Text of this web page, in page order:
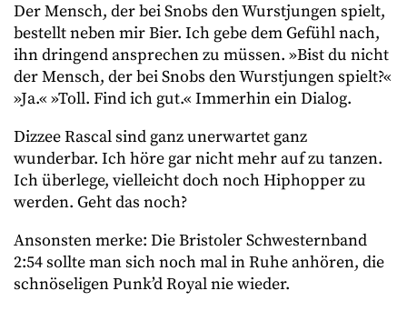
Der Mensch, der bei Snobs den Wurstjungen spielt,
bestellt neben mir Bier. Ich gebe dem Gefühl nach,
ihn dringend ansprechen zu müssen. »Bist du nicht
der Mensch, der bei Snobs den Wurstjungen spielt?«
»Ja.« »Toll. Find ich gut.« Immerhin ein Dialog.
Dizzee Rascal sind ganz unerwartet ganz
wunderbar. Ich höre gar nicht mehr auf zu tanzen.
Ich überlege, vielleicht doch noch Hiphopper zu
werden. Geht das noch?
Ansonsten merke: Die Bristoler Schwesternband
2:54 sollte man sich noch mal in Ruhe anhören, die
schnöseligen Punk’d Royal nie wieder.